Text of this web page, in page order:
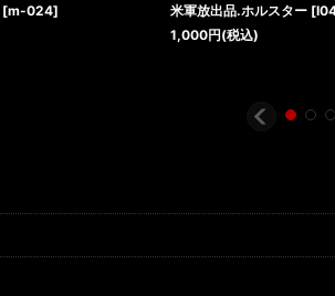
[m-024]
米軍放出品.ホルスター [
1,000円(税込)